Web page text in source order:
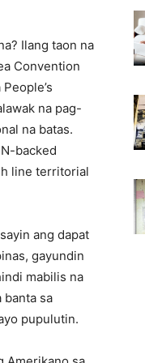
Ilang taon na
Convention
na pag-
na batas.
backed
line territorial
ang dapat
gayundin
mabilis na
banta sa
pupulutin.